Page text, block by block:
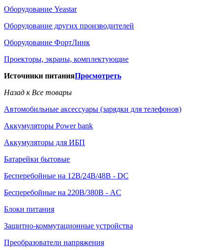
Оборудование Yeastar
Оборудование других производителей
Оборудование ФортЛинк
Проекторы, экраны, комплектующие
Источники питанияПросмотреть
Назад к Все товары
Автомобильные аксессуары (зарядки для телефонов)
Аккумуляторы Power bank
Аккумуляторы для ИБП
Батарейки бытовые
Бесперебойные на 12В/24В/48В - DC
Бесперебойные на 220В/380В - AC
Блоки питания
Защитно-коммутационные устройства
Преобразователи напряжения